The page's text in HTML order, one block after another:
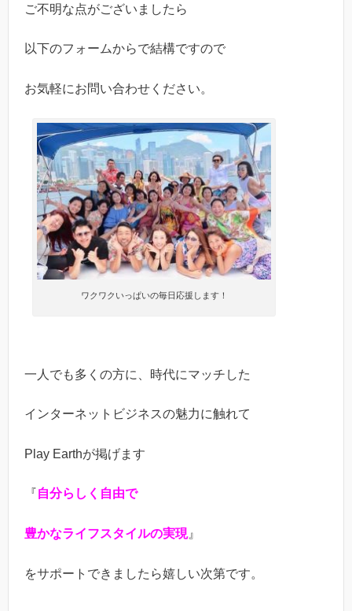
ご不明な点がございましたら
以下のフォームからで結構ですので
お気軽にお問い合わせください。
ワクワクいっぱいの毎日応援します！
一人でも多くの方に、時代にマッチした
インターネットビジネスの魅力に触れて
Play Earthが掲げます
『 自分らしく自由で
豊かなライフスタイルの実現』
をサポートできましたら嬉しい次第です。